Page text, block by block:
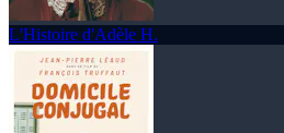
L'Histoire d'Adèle H.